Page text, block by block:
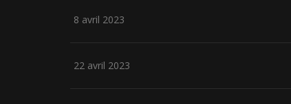
8 avril 2023
22 avril 2023